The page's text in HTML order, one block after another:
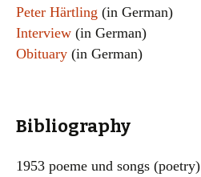
Peter Härtling (in German)
Interview (in German)
Obituary (in German)
Bibliography
1953 poeme und songs (poetry)